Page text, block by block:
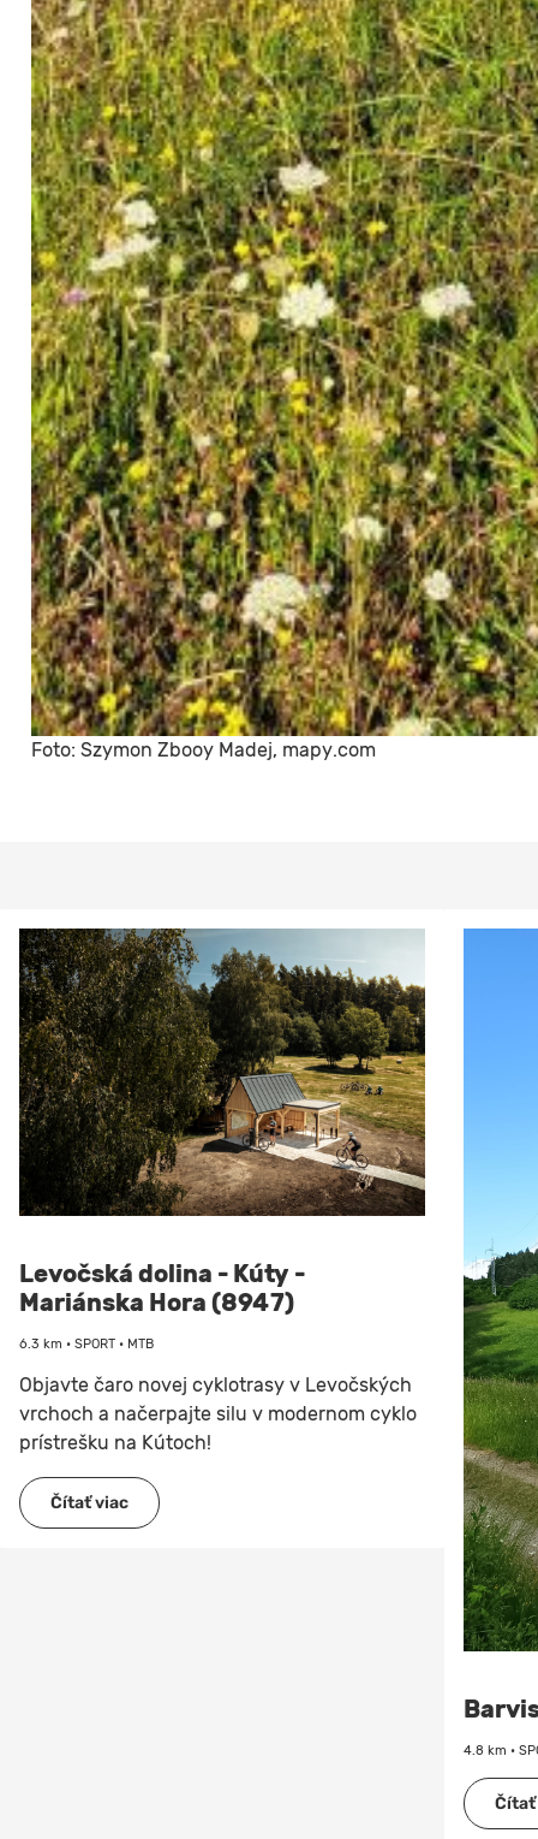
Foto: Szymon Zbooy Madej, mapy.com
Levočská dolina - Kúty -
Mariánska Hora (8947)
6.3 km • SPORT • MTB
Objavte čaro novej cyklotrasy v Levočských
vrchoch a načerpajte silu v modernom cyklo
prístrešku na Kútoch!
Čítať viac
4.8 km •
Čítať